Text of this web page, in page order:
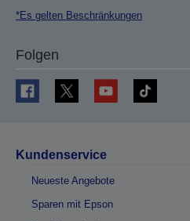
*Es gelten Beschränkungen
Folgen
Kundenservice
Neueste Angebote
Sparen mit Epson